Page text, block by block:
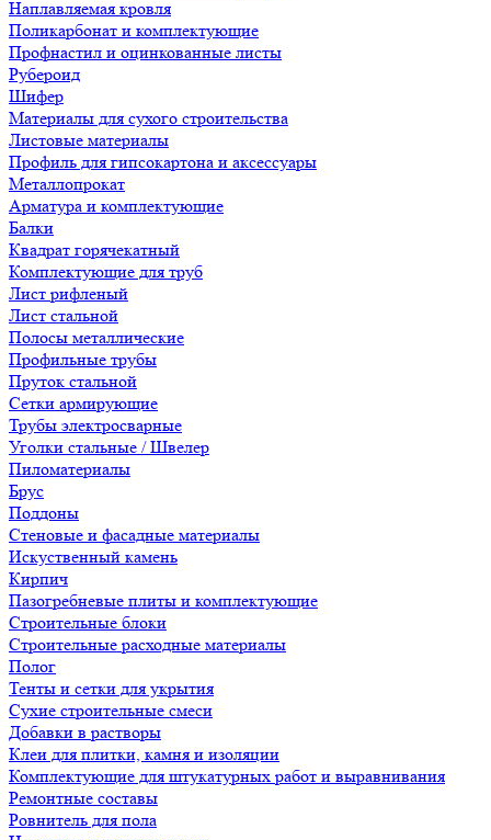
Наплавляемая кровля
Поликарбонат и комплектующие
Профнастил и оцинкованные листы
Рубероид
Шифер
Материалы для сухого строительства
Листовые материалы
Профиль для гипсокартона и аксессуары
Металлопрокат
Арматура и комплектующие
Балки
Квадрат горячекатный
Комплектующие для труб
Лист рифленый
Лист стальной
Полосы металлические
Профильные трубы
Пруток стальной
Сетки армирующие
Трубы электросварные
Уголки стальные / Швелер
Пиломатериалы
Брус
Поддоны
Стеновые и фасадные материалы
Искуственный камень
Кирпич
Пазогребневые плиты и комплектующие
Строительные блоки
Строительные расходные материалы
Полог
Тенты и сетки для укрытия
Сухие строительные смеси
Добавки в растворы
Клеи для плитки, камня и изоляции
Комплектующие для штукатурных работ и выравнивания
Ремонтные составы
Ровнитель для пола